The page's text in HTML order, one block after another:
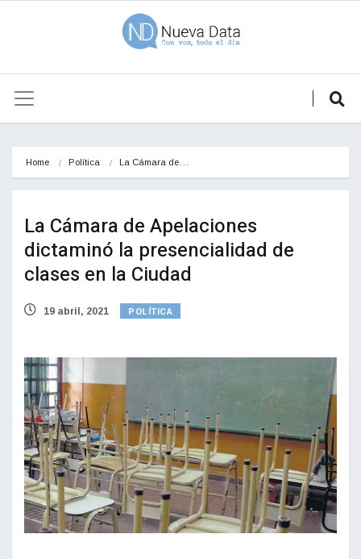
Home Política La Cámara de…
La Cámara de Apelaciones
dictaminó la presencialidad de
clases en la Ciudad
19 abril, 2021 POLÍTICA